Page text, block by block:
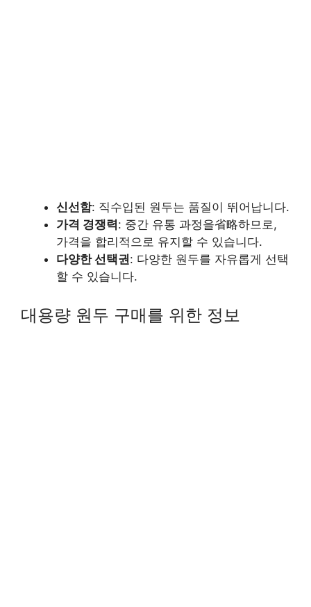
신선함: 직수입된 원두는 품질이 뛰어납니다.
가격 경쟁력: 중간 유통 과정을省略하므로,
가격을 합리적으로 유지할 수 있습니다.
다양한 선택권: 다양한 원두를 자유롭게 선택
할 수 있습니다.
대용량 원두 구매를 위한 정보